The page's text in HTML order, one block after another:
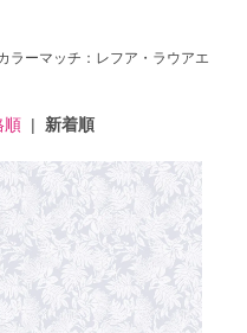
ラーマッチ：レフア・ラウアエ
順| 新着順